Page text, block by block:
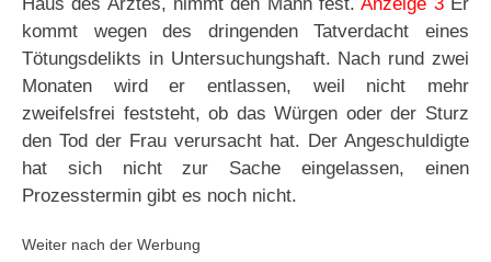
kommt wegen des dringenden Tatverdacht eines
Tötungsdelikts in Untersuchungshaft. Nach rund zwei
Monaten wird er entlassen, weil nicht mehr
zweifelsfrei feststeht, ob das Würgen oder der Sturz
den Tod der Frau verursacht hat. Der Angeschuldigte
hat sich nicht zur Sache eingelassen, einen
Prozesstermin gibt es noch nicht.
Weiter nach der Werbung